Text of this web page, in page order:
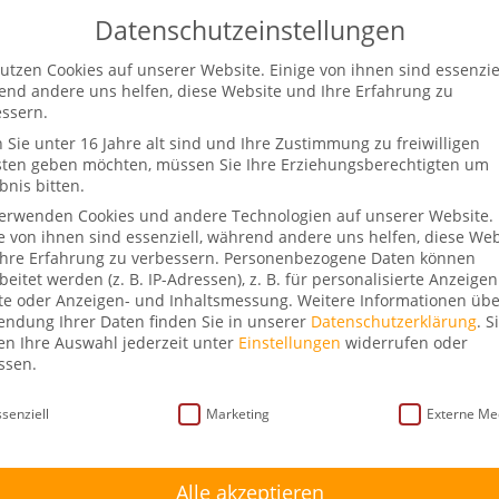
Start Über mich Schlag.fertig! Rede
mit Sebastian Czaja
Datenschutzeinstellungen
Cookies auf unserer Website. Einige von ihnen sind
andere uns helfen, diese Website und Ihre Erfahrung zu
Sie unter 16 Jahre alt sind und Ihre Zustimmung zu freiwilligen
geben möchten, müssen Sie Ihre Erziehungsberechtigten um
bitten.
Cookies und andere Technologien auf unserer Website.
von ihnen sind essenziell, während andere uns helfen, diese
Erfahrung zu verbessern. Personenbezogene Daten können
werden (z. B. IP-Adressen), z. B. für personalisierte
oder Anzeigen- und Inhaltsmessung. Weitere Informationen
Ihrer Daten finden Sie in unserer Datenschutzerklärung.
Ihre Auswahl jederzeit unter Einstellungen widerrufen oder
Marketing Externe
Alle akzeptieren